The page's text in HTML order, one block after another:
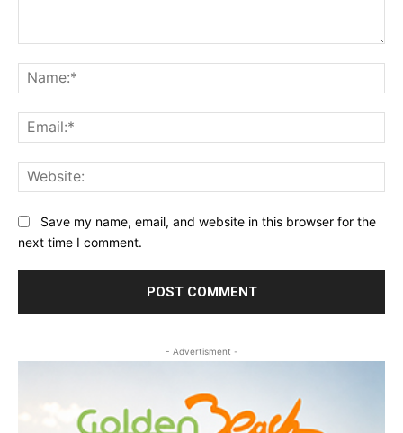
Save my name, email, and website in this browser for the
next time I comment.
- Advertisment -